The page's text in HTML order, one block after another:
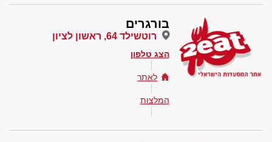
בורגרים
רוטשילד 64, ראשון לציון
הצג טלפון
לאתר
המלצות